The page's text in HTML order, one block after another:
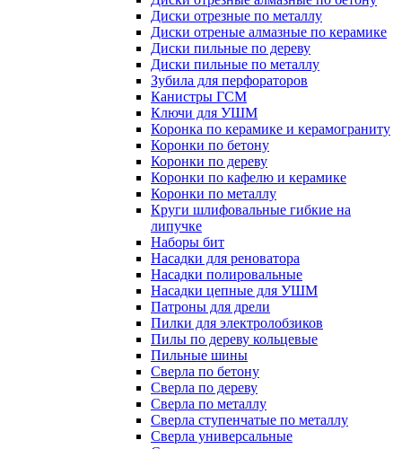
Диски отрезные по металлу
Диски отреные алмазные по керамике
Диски пильные по дереву
Диски пильные по металлу
Зубила для перфораторов
Канистры ГСМ
Ключи для УШМ
Коронка по керамике и керамограниту
Коронки по бетону
Коронки по дереву
Коронки по кафелю и керамике
Коронки по металлу
Круги шлифовальные гибкие на
липучке
Наборы бит
Насадки для реноватора
Насадки полировальные
Насадки цепные для УШМ
Патроны для дрели
Пилки для электролобзиков
Пилы по дереву кольцевые
Пильные шины
Сверла по бетону
Сверла по дереву
Сверла по металлу
Сверла ступенчатые по металлу
Сверла универсальные